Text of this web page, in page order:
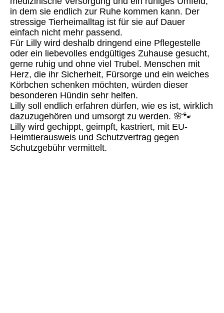
in dem sie endlich zur Ruhe kommen kann. Der
stressige Tierheimalltag ist für sie auf Dauer
einfach nicht mehr passend.
Für Lilly wird deshalb dringend eine Pflegestelle
oder ein liebevolles endgültiges Zuhause gesucht,
gerne ruhig und ohne viel Trubel. Menschen mit
Herz, die ihr Sicherheit, Fürsorge und ein weiches
Körbchen schenken möchten, würden dieser
besonderen Hündin sehr helfen.
Lilly soll endlich erfahren dürfen, wie es ist, wirklich
dazuzugehören und umsorgt zu werden. 🌸🐾
Lilly wird gechippt, geimpft, kastriert, mit EU-
Heimtierausweis und Schutzvertrag gegen
Schutzgebühr vermittelt.